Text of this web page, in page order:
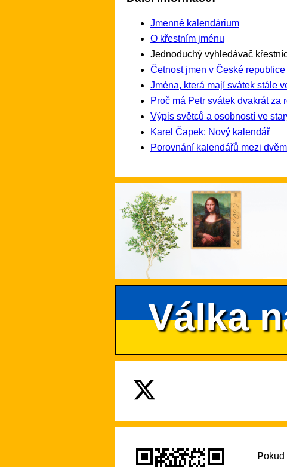
Jmenné kalendárium
O křestním jménu
Jednoduchý vyhledávač
Četnost jmen v České republice
Jména, která mají svátek stále
Proč má Petr svátek dvakrát za
Výpis světců a osobností ve
Karel Čapek: Nový kalendář
Porovnání kalendářů mezi
Válka
Pokud se na tento web rádi vracíte pro praktické informace nebo si díky němu rozšiřujete své